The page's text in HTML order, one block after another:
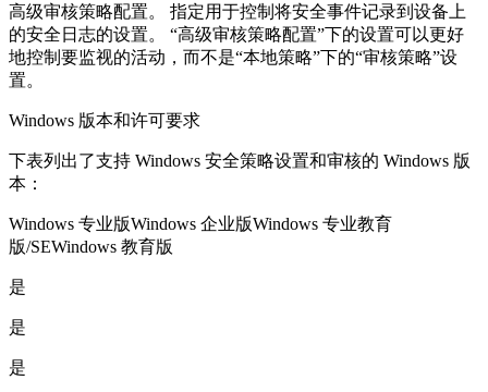
高级审核策略配置。 指定用于控制将安全事件记录到设备上
的安全日志的设置。 “高级审核策略配置”下的设置可以更好
地控制要监视的活动，而不是“本地策略”下的“审核策略”设
置。
Windows 版本和许可要求
下表列出了支持 Windows 安全策略设置和审核的 Windows 版
本：
Windows 专业版Windows 企业版Windows 专业教育
版/SEWindows 教育版
是
是
是